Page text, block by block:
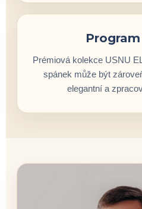
Program
Prémiová kolekce USNU
spánek může být
elegantní a